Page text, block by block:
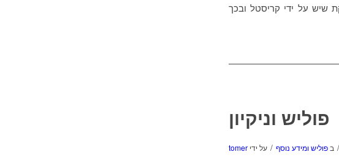
שיש על ידי קריסטל ובכך
פוליש וניקיון
/ בפוליש ומידע נוסף / על ידי tomer